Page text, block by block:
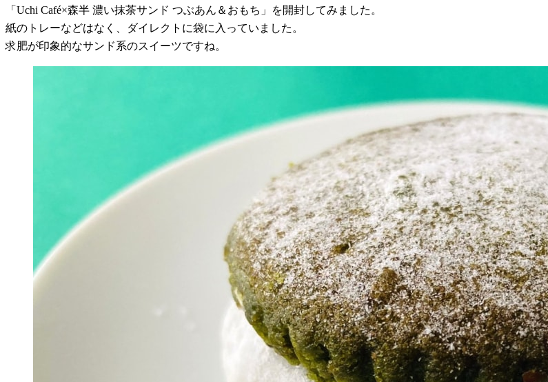
「Uchi Café×森半 濃い抹茶サンド つぶあん＆おもち」を開封してみました。
紙のトレーなどはなく、ダイレクトに袋に入っていました。
求肥が印象的なサンド系のスイーツですね。